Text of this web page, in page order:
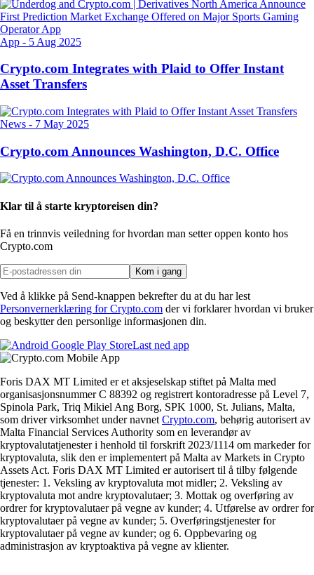
App - 5 Aug 2025
Crypto.com Integrates with Plaid to Offer Instant
Asset Transfers
News - 7 May 2025
Crypto.com Announces Washington, D.C. Office
Klar til å starte kryptoreisen din?
Få en trinnvis veiledning for hvordan man setter oppen konto hos
Crypto.com
Kom i gang
Ved å klikke på Send-knappen bekrefter du at du har lest
Personvernerklæring for Crypto.com der vi forklarer hvordan vi bruker
og beskytter den personlige informasjonen din.
Last ned app
Foris DAX MT Limited er et aksjeselskap stiftet på Malta med
organisasjonsnummer C 88392 og registrert kontoradresse på Level 7,
Spinola Park, Triq Mikiel Ang Borg, SPK 1000, St. Julians, Malta,
som driver virksomhet under navnet Crypto.com, behørig autorisert av
Malta Financial Services Authority som en leverandør av
kryptovalutatjenester i henhold til forskrift 2023/1114 om markeder for
kryptovaluta, slik den er implementert på Malta av Markets in Crypto
Assets Act. Foris DAX MT Limited er autorisert til å tilby følgende
tjenester: 1. Veksling av kryptovaluta mot midler; 2. Veksling av
kryptovaluta mot andre kryptovalutaer; 3. Mottak og overføring av
ordrer for kryptovalutaer på vegne av kunder; 4. Utførelse av ordrer for
kryptovalutaer på vegne av kunder; 5. Overføringstjenester for
kryptovalutaer på vegne av kunder; og 6. Oppbevaring og
administrasjon av kryptoaktiva på vegne av klienter.